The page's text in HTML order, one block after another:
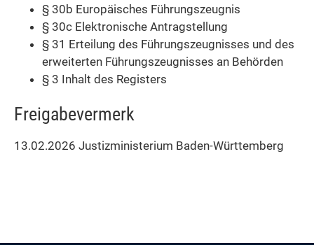
§ 30b Europäisches Führungszeugnis
§ 30c Elektronische Antragstellung
§ 31 Erteilung des Führungszeugnisses und des
erweiterten Führungszeugnisses an Behörden
§ 3 Inhalt des Registers
Freigabevermerk
13.02.2026 Justizministerium Baden-Württemberg